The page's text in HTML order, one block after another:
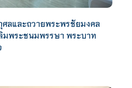
ลและถวายพระพรชัยมงคล
ลิมพระชนมพรรษา พระบาท